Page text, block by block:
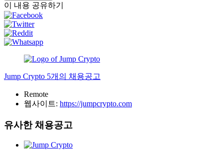
이 내용 공유하기
Jump Crypto 5개의 채용공고
Remote
웹사이트: https://jumpcrypto.com
유사한 채용공고